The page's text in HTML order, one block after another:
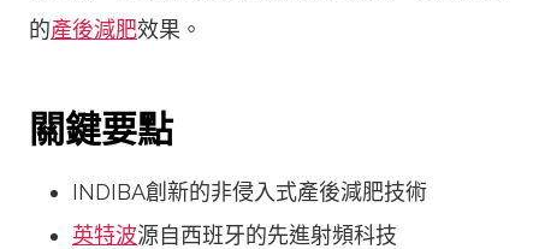
的產後減肥效果。
關鍵要點
INDIBA創新的非侵入式產後減肥技術
英特波源自西班牙的先進射頻科技